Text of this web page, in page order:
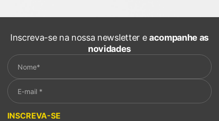
Inscreva-se na nossa newsletter eacompanhe as
novidades
INSCREVA-SE